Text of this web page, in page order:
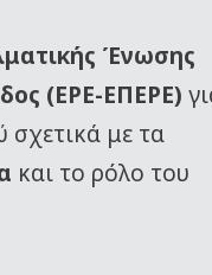
Ένωσης
(ΕΡΕ-ΕΠΕΡΕ)
σχετικά με τα
και το ρόλο του